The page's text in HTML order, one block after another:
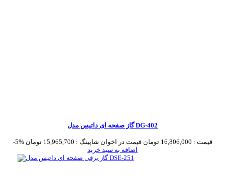
گاز صفحه ای داتیس مدل DG-402
-5% قیمت : 16,806,000 تومان قیمت در اخوان شاپینگ : 15,965,700 تومان
اضافه به سبد خرید